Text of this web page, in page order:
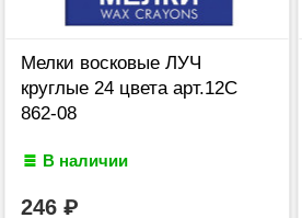
Мелки восковые ЛУЧ
круглые 24 цвета арт.12С
862-08
В наличии
246 ₽